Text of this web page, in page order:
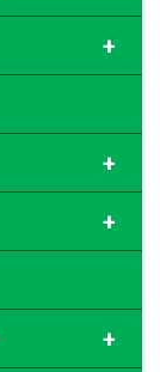
+
+
+
+